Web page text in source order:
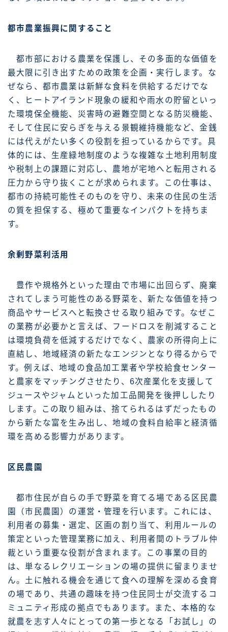
都市農業振興に関すること
都市部における農業を保護し、その多面的な価値を
最大限に引き出すための政策を企画・実行します。な
ぜなら、都市農業は新鮮な食料を供給するだけでな
く、ヒートアイランド現象の緩和や雨水の貯留といっ
た環境保全機能、災害時の避難空間となる防災機能、
そして住民に安らぎを与える景観維持機能など、金銭
には代えがたい多くの役割を担っているからです。具
体的には、生産緑地制度のような複雑な土地利用制度
や税制上の課題に対応し、農地が宅地へと転用される
圧力から守り抜くことが求められます。この仕事は、
都市の持続可能性そのものを守り、未来の住民の生活
の質を担保する、極めて重要なインパクトを持ちま
す。
余剰野菜利活用
豊作や規格外といった理由で市場に出回らず、廃棄
されてしまう可能性のある野菜を、新たな価値を持つ
商品やサービスへと転換させる取り組みです。なぜこ
の業務が必要かと言えば、フードロスを削減すること
は環境負荷を低減するだけでなく、農家の所得向上に
直結し、地域経済の新たなエンジンとなり得るからで
す。例えば、地域の食品加工業者や学校給食センター
と農家をマッチングさせたり、6次産業化を支援して
ジュースやジャムといった加工品開発を後押ししたり
します。この取り組みは、捨てられるはずだったもの
から新たな富を生み出し、地域の食料自給率と経済循
環を高める影響力があります。
区民農園
都市住民が自らの手で野菜を育てる場である区民農
園（市民農園）の運営・管理を行います。これには、
利用者の募集・選定、区画の割り当て、利用ルールの
策定といった管理業務に加え、利用者間のトラブル仲
裁という重要な役割が含まれます。この事業の目的
は、単なるレクリエーションの場の提供に留まりませ
ん。土に触れる機会を通じて食への理解を深める食育
の場であり、共通の趣味を持つ住民同士が交流するコ
ミュニティ形成の拠点でもあります。また、本格的な
就農を志す人々にとっての第一歩となる「お試し」の